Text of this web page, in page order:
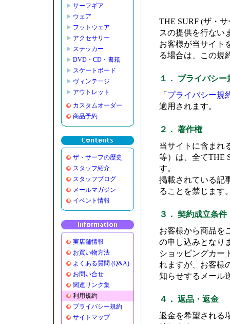
サーフギア
ウェア
フットウェア
アクセサリー
ステッカー
DVD・CD・書籍
スケートボード
ヴィンテージ
アウトレット
カスタムオーダー
商品予約
ザ・サーフの歴史
スタッフ紹介
スタッフブログ
メールマガジン
イベント情報
実店舗情報
お買い物方法
よくある質問 (Q&A)
お問い合せ
関連リンク集
利用規約
プライバシー規約
サイトマップ
THE SURF (ザ・
スの提供を行ない
お客様が当サイト
る場合は、この規
１． プライバシー
「 プライバシー規
適用されます。
２． 著作権
当サイトに含まれ
等）は、全てTHE
す。
掲載されている記
ることを禁じます
３． 契約成立条件
お客様から商品を
の申し込みとなり
ショッピングカー
れますが、お客様
知らせするメール
４． 返品・返金
返金を希望される